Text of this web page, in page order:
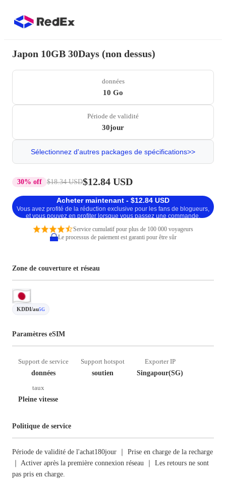
Japon 10GB 30Days (non dessus)
données
10 Go
Période de validité
30jour
Sélectionnez d'autres packages de spécifications>>
30% off $18.34 USD$12.84 USD
Acheter maintenant - $12.84 USD
Vous avez profité de la réduction exclusive pour les fans de blogueurs,
et vous pouvez en profiter lorsque vous passez une commande.
Service cumulatif pour plus de 100 000 voyageurs
Le processus de paiement est garanti pour être sûr
Zone de couverture et réseau
KDDI/au5G
Paramètres eSIM
Support de service
données
Support hotspot
soutien
Exporter IP
Singapour(SG)
taux
Pleine vitesse
Politique de service
Période de validité de l'achat180jour ｜ Prise en charge de la recharge
｜ Activer après la première connexion réseau ｜ Les retours ne sont
pas pris en charge.